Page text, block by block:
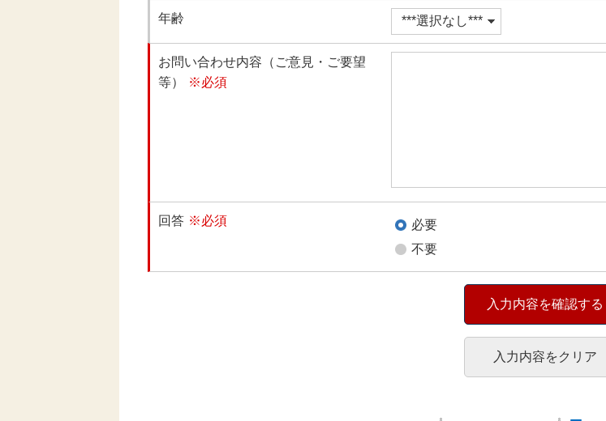
年齢
お問い合わせ内容（ご意見・ご要望
等）
※必須
回答 ※必須
必要
不要